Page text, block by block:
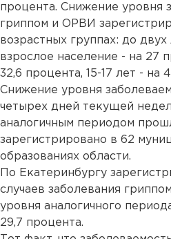
процента. Снижение уровня
гриппом и ОРВИ
возрастных группах: до
взрослое население - на 27
32,6 процента, 15-17 лет - на
Снижение уровня
четырех дней текущей
аналогичным периодом
зарегистрировано в 62
образованиях области.
По Екатеринбургу
случаев заболевания
уровня аналогичного
29,7 процента.